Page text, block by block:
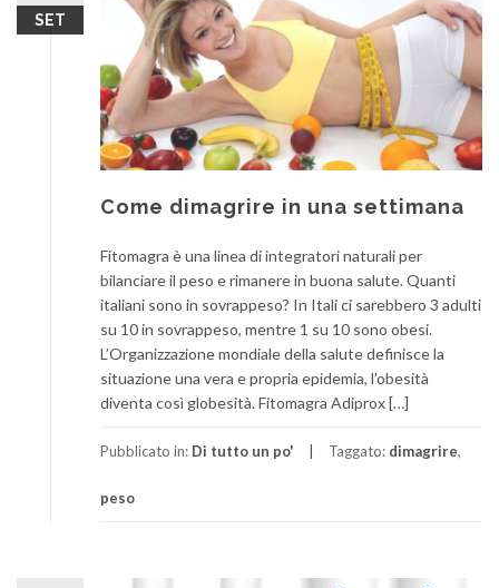
SET
Come dimagrire in una settimana
Fitomagra è una linea di integratori naturali per
bilanciare il peso e rimanere in buona salute. Quanti
italiani sono in sovrappeso? In Itali ci sarebbero 3 adulti
su 10 in sovrappeso, mentre 1 su 10 sono obesi.
L’Organizzazione mondiale della salute definisce la
situazione una vera e propria epidemia, l’obesità
diventa così globesità. Fitomagra Adiprox […]
Pubblicato in: Di tutto un po' Taggato: dimagrire,
peso